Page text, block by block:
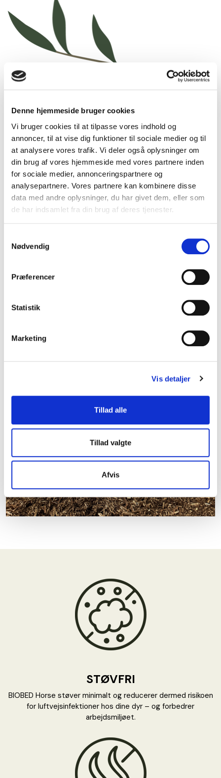
Denne hjemmeside bruger cookies
Vi bruger cookies til at tilpasse vores indhold og
annoncer, til at vise dig funktioner til sociale medier og til
at analysere vores trafik. Vi deler også oplysninger om
din brug af vores hjemmeside med vores partnere inden
for sociale medier, annonceringspartnere og
analysepartnere. Vores partnere kan kombinere disse
data med andre oplysninger, du har givet dem, eller som
de har indsamlet fra din brug af deres tjenester.
Nødvendig
Præferencer
Statistik
Marketing
Vis detaljer
Tillad alle
Tillad valgte
Afvis
FYLDT MED MIKROLIV
BIOBED Horse består af dansk pil, græs og andre urter,
som komposteres naturligt. Under processen
nedbryder mikroorganismer materialet og skaber et
let, luftigt produkt fyldt med mikroliv.
De gavnlige mikroorganismer hjælper med at nedbryde
organiske rester fra din hest. Samtidig bindes en stor del af
støvet, og ammoniakdampene reduceres. Mindre støv og
bedre luft i stalden er afgørende for trivslen – både for hest
STØVFRI
BIOBED Horse støver minimalt og reducerer dermed risikoen
for luftvejsinfektioner hos dine dyr – og forbedrer
arbejdsmiljøet.